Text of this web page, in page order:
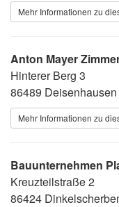
Mehr Informationen zu
Anton Mayer
Hinterer Berg 3
86489 Deisenhausen
Mehr Informationen zu
Bauunternehmen
Kreuzteilstraße 2
86424